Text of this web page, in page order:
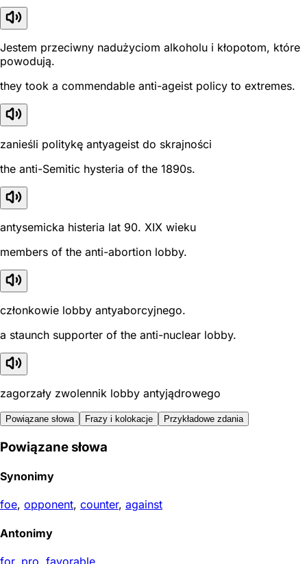
Jestem przeciwny nadużyciom alkoholu i kłopotom, które
powodują.
they took a commendable anti-ageist policy to extremes.
zanieśli politykę antyageist do skrajności
the anti-Semitic hysteria of the 1890s.
antysemicka histeria lat 90. XIX wieku
members of the anti-abortion lobby.
członkowie lobby antyaborcyjnego.
a staunch supporter of the anti-nuclear lobby.
zagorzały zwolennik lobby antyjądrowego
Powiązane słowa Frazy i kolokacje Przykładowe zdania
Powiązane słowa
Synonimy
foe, opponent, counter, against
Antonimy
for, pro, favorable